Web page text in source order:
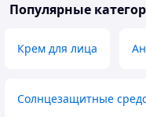
Популярные
Крем для лица
Солнцезащитные